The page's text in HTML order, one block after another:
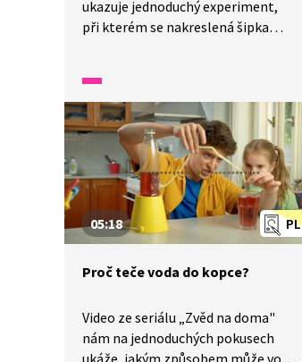
ukazuje jednoduchý experiment,
při kterém se nakreslená šipka
světla při přechodu mezi
vzduchem, sklem a vodou.
PL
05:18
Proč teče voda do kopce?
Video ze seriálu „Zvěd na doma"
nám na jednoduchých pokusech
ukáže, jakým způsobem může voda